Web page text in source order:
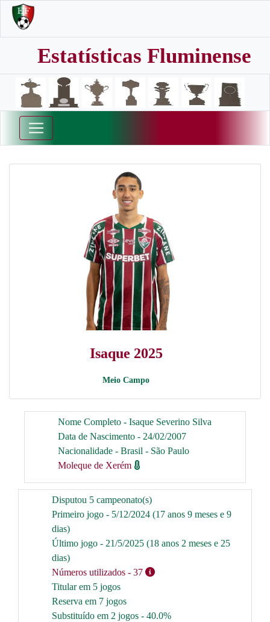
Estatísticas Fluminense
Isaque 2025
Meio Campo
Nome Completo - Isaque Severino Silva
Data de Nascimento - 24/02/2007
Nacionalidade - Brasil - São Paulo
Moleque de Xerém
Disputou 5 campeonato(s)
Primeiro jogo - 5/12/2024 (17 anos 9 meses e 9
dias)
Último jogo - 21/5/2025 (18 anos 2 meses e 25
dias)
Números utilizados - 37
Titular em 5 jogos
Reserva em 7 jogos
Substituído em 2 jogos - 40.0%